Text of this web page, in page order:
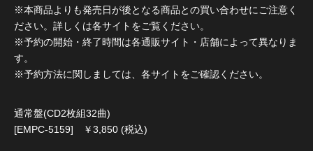
※本商品よりも発売日が後となる商品との買い合わせにご注意く
ださい。詳しくは各サイトをご覧ください。
※予約の開始・終了時間は各通販サイト・店舗によって異なりま
す。
※予約方法に関しましては、各サイトをご確認ください。
通常盤(CD2枚組32曲)
[EMPC-5159] ￥3,850 (税込)